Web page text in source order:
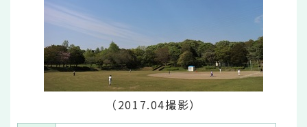
（2017.04撮影）